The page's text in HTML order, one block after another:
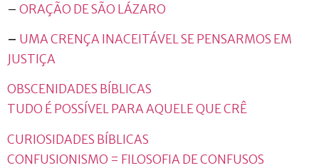
– ORAÇÃO DE SÃO LÁZARO
– UMA CRENÇA INACEITÁVEL SE PENSARMOS EM
JUSTIÇA
OBSCENIDADES BÍBLICAS
TUDO É POSSÍVEL PARA AQUELE QUE CRÊ
CURIOSIDADES BÍBLICAS
CONFUSIONISMO = FILOSOFIA DE CONFUSOS